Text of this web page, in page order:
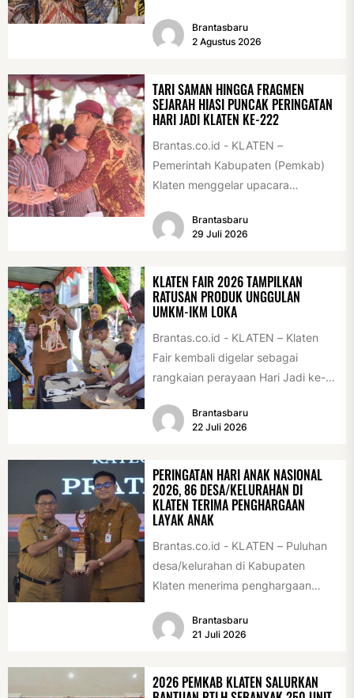
pelajar dan pemuda. Pengukuhan
tersebut digelar...
Brantasbaru
2 Agustus 2026
TARI SAMAN HINGGA FRAGMEN
SEJARAH HIASI PUNCAK PERINGATAN
HARI JADI KLATEN KE-222
Brantas.co.id - KLATEN –
Pemerintah Kabupaten (Pemkab)
Klaten menggelar upacara
di Alun-alun Klaten, Selasa
Brantasbaru
29 Juli 2026
KLATEN FAIR 2026 TAMPILKAN
RATUSAN PRODUK UNGGULAN
UMKM-IKM LOKA
Brantas.co.id - KLATEN – Klaten
Fair kembali digelar sebagai
rangkaian perayaan Hari Jadi ke-
Acara ini digelar...
Brantasbaru
22 Juli 2026
PERINGATAN HARI ANAK NASIONAL
2026, 86 DESA/KELURAHAN DI
KLATEN TERIMA PENGHARGAAN
LAYAK ANAK
Brantas.co.id - KLATEN – Puluhan
desa/kelurahan di Kabupaten
Klaten menerima penghargaan
2026. Penghargaan tersebut
Brantasbaru
21 Juli 2026
2026 PEMKAB KLATEN SALURKAN